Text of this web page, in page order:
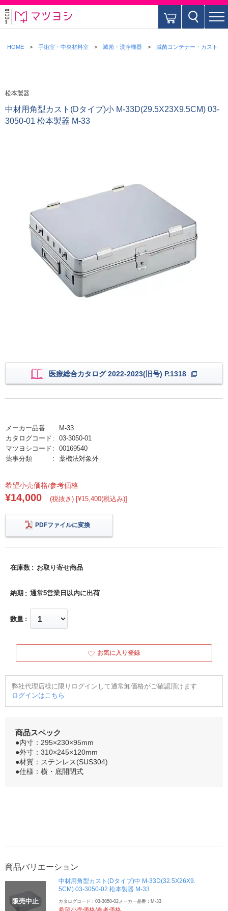
HOME 手術室・中央材料室 滅菌・洗浄機器 滅菌コンテナー・カスト
松本製器
中材用角型カスト(Dタイプ)小 M-33D(29.5X23X9.5CM) 03-
3050-01 松本製器 M-33
医療総合カタログ 2022-2023(旧号) P.1318
メーカー品番
M-33
カタログコード
03-3050-01
マツヨシコード
00169540
薬事分類
薬機法対象外
希望小売価格/参考価格
¥14,000 (税抜き) [¥15,400(税込み)]
PDFファイルに変換
在庫数 お取り寄せ商品
納期 通常5営業日以内に出荷
数量
お気に入り登録
弊社代理店様に限りログインして通常卸価格がご確認頂けます
ログインはこちら
商品スペック
●内寸：295×230×95mm
●外寸：310×245×120mm
●材質：ステンレス(SUS304)
●仕様：横・底開閉式
商品バリエーション
販売中止
中材用角型カスト(Dタイプ)中 M-33D(32.5X26X9.
5CM) 03-3050-02 松本製器 M-33
カタログコード：03-3050-02メーカー品番：M-33